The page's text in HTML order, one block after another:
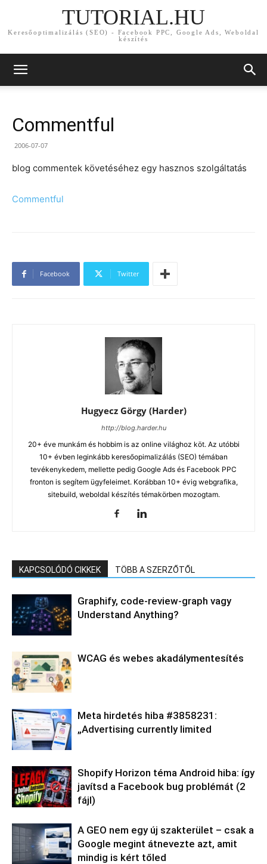
TUTORIAL.HU
Keresőoptimalizálás (SEO) - Facebook PPC, Google Ads, Weboldal
készítés
Commentful
2006-07-07
blog commentek követéséhez egy hasznos szolgáltatás
Commentful
Facebook Twitter
Hugyecz Görgy (Harder)
http://blog.harder.hu
20+ éve munkám és hobbim is az online világhoz köt. Az utóbbi
10+ évben leginkább keresőopimalizálás (SEO) témában
tevékenykedem, mellette pedig Google Ads és Facebook PPC
fronton is segítem ügyfeleimet. Korábban 10+ évig webgrafika,
sitebuild, weboldal készítés témakörben mozogtam.
KAPCSOLÓDÓ CIKKEK TÖBB A SZERZŐTŐL
Graphify, code-review-graph vagy
Understand Anything?
WCAG és webes akadálymentesítés
Meta hirdetés hiba #3858231:
„Advertising currently limited
Shopify Horizon téma Android hiba: így
javítsd a Facebook bug problémát (2
fájl)
A GEO nem egy új szakterület – csak a
Google megint átnevezte azt, amit
mindig is kért tőled